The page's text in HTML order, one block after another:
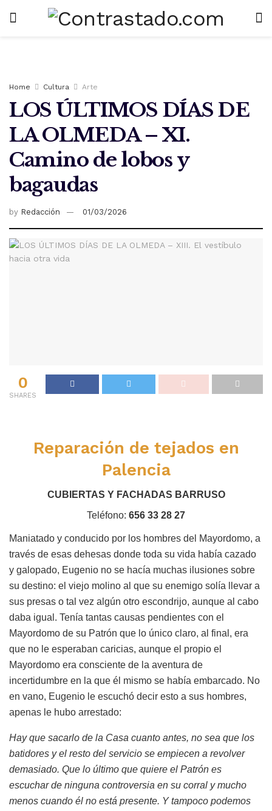
Home Cultura Arte
LOS ÚLTIMOS DÍAS DE
LA OLMEDA – XI.
Camino de lobos y
bagaudas
by Redacción 01/03/2026
0
SHARES
Reparación de tejados en
Palencia
CUBIERTAS Y FACHADAS BARRUSO
Teléfono: 656 33 28 27
Maniatado y conducido por los hombres del Mayordomo, a
través de esas dehesas donde toda su vida había cazado
y galopado, Eugenio no se hacía muchas ilusiones sobre
su destino: el viejo molino al que su enemigo solía llevar a
sus presas o tal vez algún otro escondrijo, aunque al cabo
daba igual. Tenía tantas causas pendientes con el
Mayordomo de su Patrón que lo único claro, al final, era
que no le esperaban caricias, aunque el propio el
Mayordomo era consciente de la aventura de
incertidumbre en la que él mismo se había embarcado. No
en vano, Eugenio le escuchó decir esto a sus hombres,
apenas le hubo arrestado:
Hay que sacarlo de la Casa cuanto antes, no sea que los
batidores y el resto del servicio se empiecen a revolver
demasiado. Que lo último que quiere el Patrón es
escuchar de ninguna controversia en su corral y mucho
menos cuando él no está presente. Y tampoco podemos